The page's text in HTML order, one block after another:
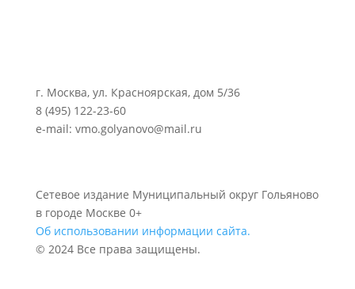
г. Москва, ул. Красноярская, дом 5/36
8 (495) 122-23-60
e-mail: vmo.golyanovo@mail.ru
Сетевое издание Муниципальный округ Гольяново
в городе Москве 0+
Об использовании информации сайта.
© 2024 Все права защищены.